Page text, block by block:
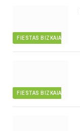
FIESTAS BIZKAIA
FIESTAS BIZKAIA